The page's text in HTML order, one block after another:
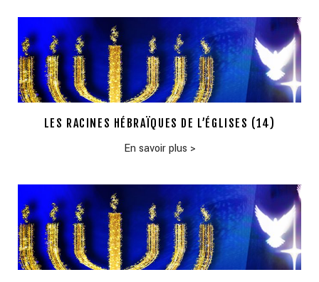
LES RACINES HÉBRAÏQUES DE L’ÉGLISES (14)
En savoir plus >